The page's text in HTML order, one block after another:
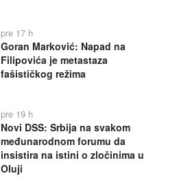
pre 17 h
Goran Marković: Napad na
Filipovića je metastaza
fašističkog režima
pre 19 h
Novi DSS: Srbija na svakom
međunarodnom forumu da
insistira na istini o zločinima u
Oluji